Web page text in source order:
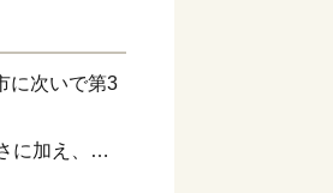
に次いで第3
に加え、鉄
の利便性が